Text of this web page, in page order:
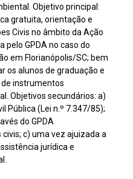
Objetivo principal:
gratuita, orientação e
Civis no âmbito da Ação
pelo GPDA no caso do
em Florianópolis/SC; bem
os alunos de graduação e
instrumentos
Objetivos secundários: a)
Pública (Lei n.º 7.347/85);
do GPDA
c) uma vez ajuizada a
jurídica e